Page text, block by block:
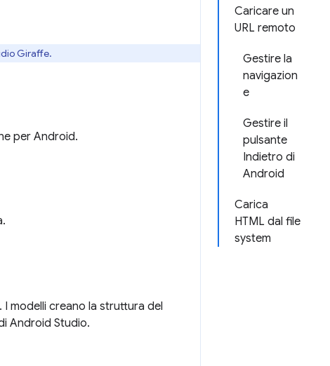
Caricare un
URL remoto
Gestire la
navigazion
e
Gestire il
pulsante
Indietro di
Android
Carica
HTML dal file
system
Giraffe.
per Android.
modelli creano la struttura del
Android Studio.